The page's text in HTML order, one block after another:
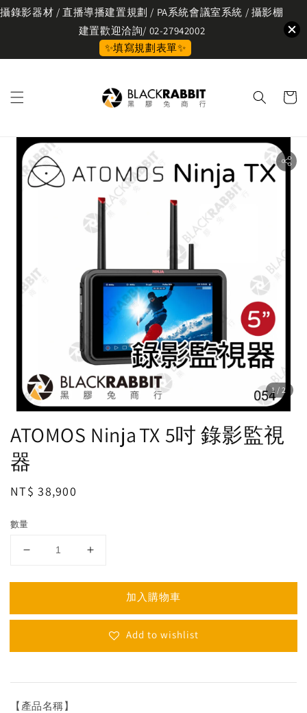
攝錄影器材 / 直播導播建置規劃 / PA系統會議室系統 / 攝影棚
建置歡迎洽詢/ 02-27942002
✨填寫規劃表單✨
1 /2
ATOMOS Ninja TX 5吋 錄影監視
器
Regular
NT$ 38,900
數量
加入購物車
Add to wishlist
【產品名稱】